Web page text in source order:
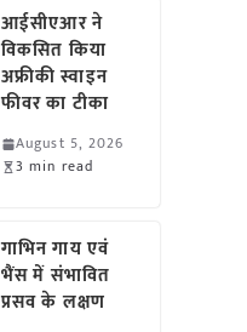
आईसीएआर ने
विकसित किया
अफ्रीकी स्वाइन
फीवर का टीका
August 5, 2026
3 min read
गाभिन गाय एवं
भैंस में संभावित
प्रसव के लक्षण